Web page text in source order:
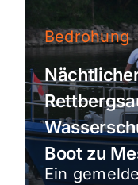
Bedrohung
Boot zu
Ein